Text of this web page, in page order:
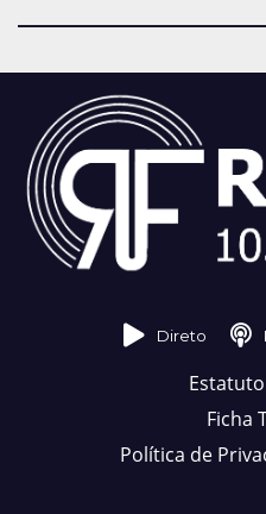
Direto
Ficha
Política de